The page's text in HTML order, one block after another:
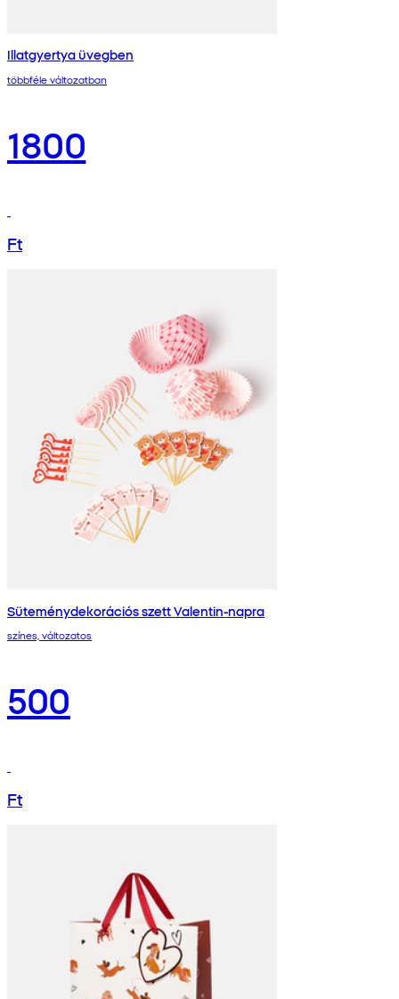
Illatgyertya üvegben
többféle változatban
1800
Ft
Süteménydekorációs szett Valentin-napra
színes, változatos
500
Ft